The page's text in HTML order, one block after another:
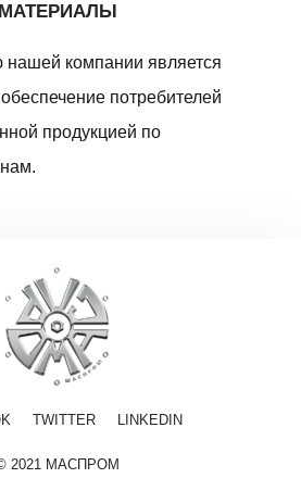
компании является
потребителей
продукцией по
TWITTER LINKEDIN
2021 МАСПРОМ